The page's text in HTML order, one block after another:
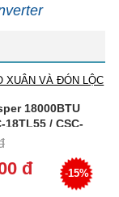
XUÂN VÀ ĐÓN LỘC
18000BTU
18TL55 / CSC-
đ -15%